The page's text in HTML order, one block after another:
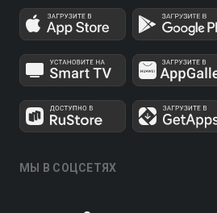
МЫ В СОЦСЕТЯХ